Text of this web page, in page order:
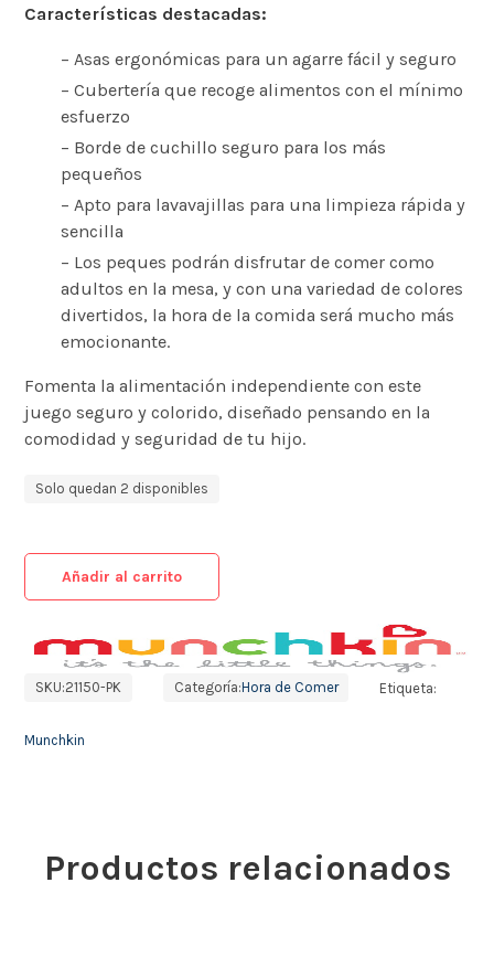
Características destacadas:
– Asas ergonómicas para un agarre fácil y seguro
– Cubertería que recoge alimentos con el mínimo
esfuerzo
– Borde de cuchillo seguro para los más
pequeños
– Apto para lavavajillas para una limpieza rápida y
sencilla
– Los peques podrán disfrutar de comer como
adultos en la mesa, y con una variedad de colores
divertidos, la hora de la comida será mucho más
emocionante.
Fomenta la alimentación independiente con este
juego seguro y colorido, diseñado pensando en la
comodidad y seguridad de tu hijo.
Solo quedan 2 disponibles
Añadir al carrito
SKU:21150-PK Categoría:Hora de Comer Etiqueta:
Munchkin
Productos relacionados